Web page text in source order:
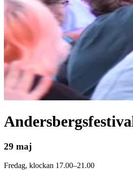
29 maj
Fredag, klockan 17.00–21.00